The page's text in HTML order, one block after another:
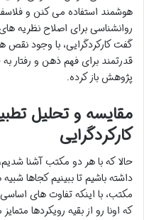
هوشمند استفاده می کنن و
روانشناسی برای اصلاح نظریه
گفت کارکردگرایی، با وجود
قدرتمند برای فهم ذهن و رفتار
پژوهش باز کرده.
مقایسه و تحلیل
کارکردگرایی
حالا که با هر دو مکتب آشنا
داشته باشیم تا ببینیم کجاها
مکتب، با اینکه تفاوت های
که اونا رو از بقیه رویکردها